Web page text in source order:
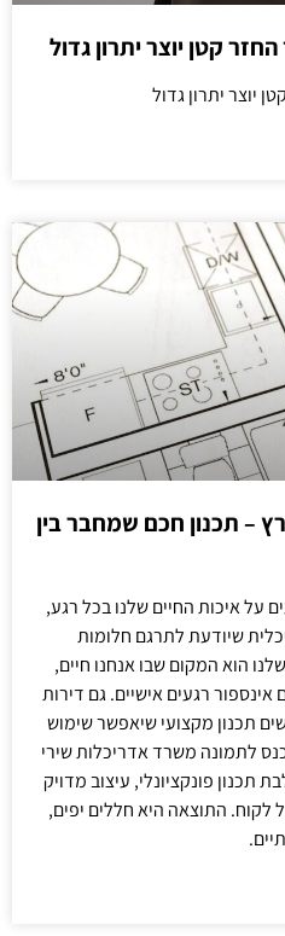
– תכנון חכם שמחבר בין
על איכות החיים שלנו בכל רגע,
שיודעת לתרגם חלומות
הוא המקום שבו אנחנו חיים,
רגעים אישיים. גם דירות
תכנון מקצועי שיאפשר שימוש
לתמונה משרד אדריכלות שירי
פונקציונלי, עיצוב מדויק
התוצאה היא חללים יפים,